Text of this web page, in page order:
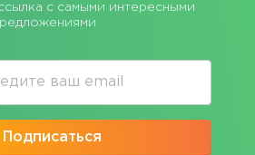
с самыми интересными
Подписаться